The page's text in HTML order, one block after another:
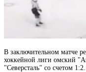
В заключительном матче
хоккейной лиги омский
"Северсталь" со счетом 1:2.